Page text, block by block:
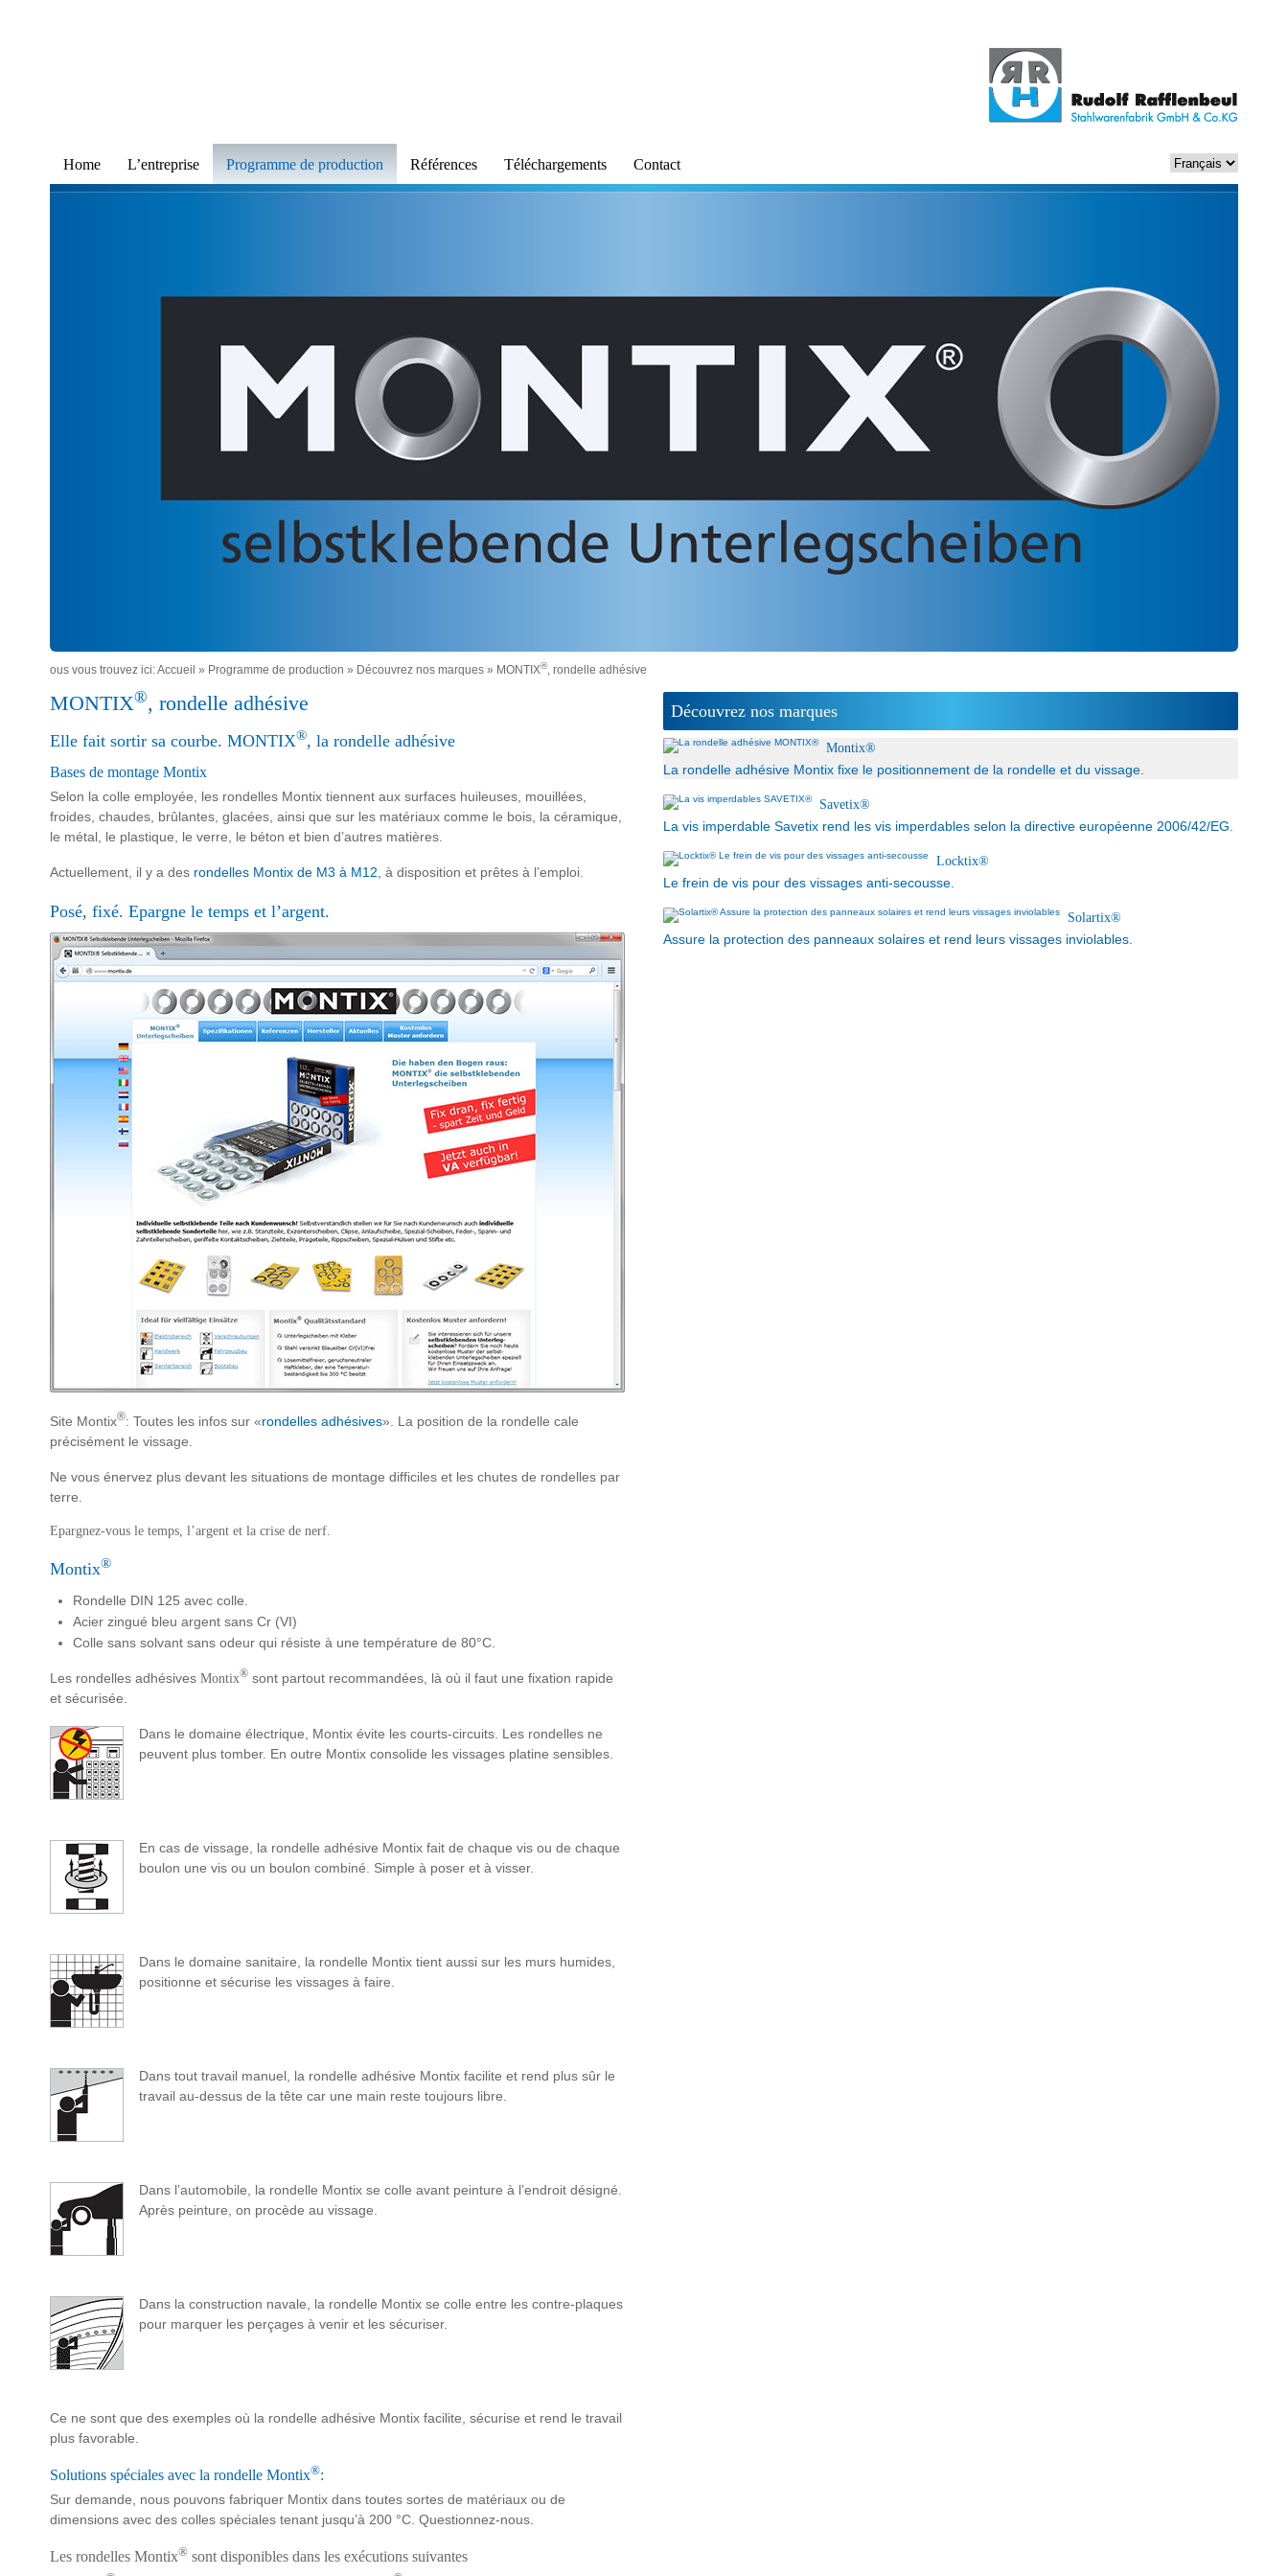
Home L’entreprise Programme de production Références Téléchargements Contact
ous vous trouvez ici:Accueil » Programme de production » Découvrez nos marques » MONTIX®, rondelle adhésive
MONTIX®, rondelle adhésive
Elle fait sortir sa courbe. MONTIX®, la rondelle adhésive
Bases de montage Montix
Selon la colle employée, les rondelles Montix tiennent aux surfaces huileuses, mouillées,
froides, chaudes, brûlantes, glacées, ainsi que sur les matériaux comme le bois, la céramique,
le métal, le plastique, le verre, le béton et bien d’autres matières.
Actuellement, il y a des rondelles Montix de M3 à M12 , à disposition et prêtes à l’emploi.
Posé, fixé. Epargne le temps et l’argent.
Site Montix®: Toutes les infos sur «rondelles adhésives». La position de la rondelle cale
précisément le vissage.
Ne vous énervez plus devant les situations de montage difficiles et les chutes de rondelles par
terre.
Epargnez-vous le temps, l’argent et la crise de nerf.
Montix®
Rondelle DIN 125 avec colle.
Acier zingué bleu argent sans Cr (VI)
Colle sans solvant sans odeur qui résiste à une température de 80°C.
Les rondelles adhésives Montix® sont partout recommandées, là où il faut une fixation rapide
et sécurisée.
Dans le domaine électrique, Montix évite les courts-circuits. Les rondelles ne
peuvent plus tomber. En outre Montix consolide les vissages platine sensibles.
En cas de vissage, la rondelle adhésive Montix fait de chaque vis ou de chaque
boulon une vis ou un boulon combiné. Simple à poser et à visser.
Dans le domaine sanitaire, la rondelle Montix tient aussi sur les murs humides,
positionne et sécurise les vissages à faire.
Dans tout travail manuel, la rondelle adhésive Montix facilite et rend plus sûr le
travail au-dessus de la tête car une main reste toujours libre.
Dans l’automobile, la rondelle Montix se colle avant peinture à l’endroit désigné.
Après peinture, on procède au vissage.
Dans la construction navale, la rondelle Montix se colle entre les contre-plaques
pour marquer les perçages à venir et les sécuriser.
Ce ne sont que des exemples où la rondelle adhésive Montix facilite, sécurise et rend le travail
plus favorable.
Solutions spéciales avec la rondelle Montix®:
Sur demande, nous pouvons fabriquer Montix dans toutes sortes de matériaux ou de
dimensions avec des colles spéciales tenant jusqu’à 200 °C. Questionnez-nous.
Les rondelles Montix® sont disponibles dans les exécutions suivantes
Découvrez nos marques
Montix®
La rondelle adhésive Montix fixe le positionnement de la rondelle et du vissage.
Savetix®
La vis imperdable Savetix rend les vis imperdables selon la directive européenne 2006/42/EG.
Locktix®
Le frein de vis pour des vissages anti-secousse.
Solartix®
Assure la protection des panneaux solaires et rend leurs vissages inviolables.